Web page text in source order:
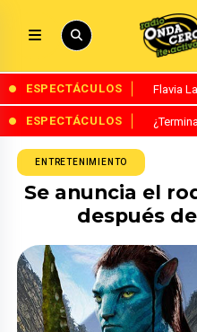
ESPECTÁCULOS Flavia
ESPECTÁCULOS
ENTRETENIMIENTO
Se anuncia el
después